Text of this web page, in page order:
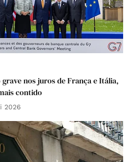
nos juros de França e Itália,
contido
2026